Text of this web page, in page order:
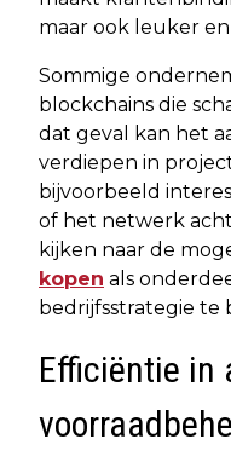
maar ook leuker
Sommige
blockchains die
dat geval kan het
verdiepen in
bijvoorbeeld
of het netwerk
kijken naar de
kopen als
bedrijfsstrategie te
Efficiëntie in